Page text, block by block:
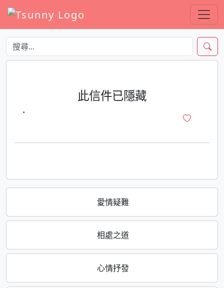
愛情疑難
相處之道
心情抒發
此信件已隱藏
·